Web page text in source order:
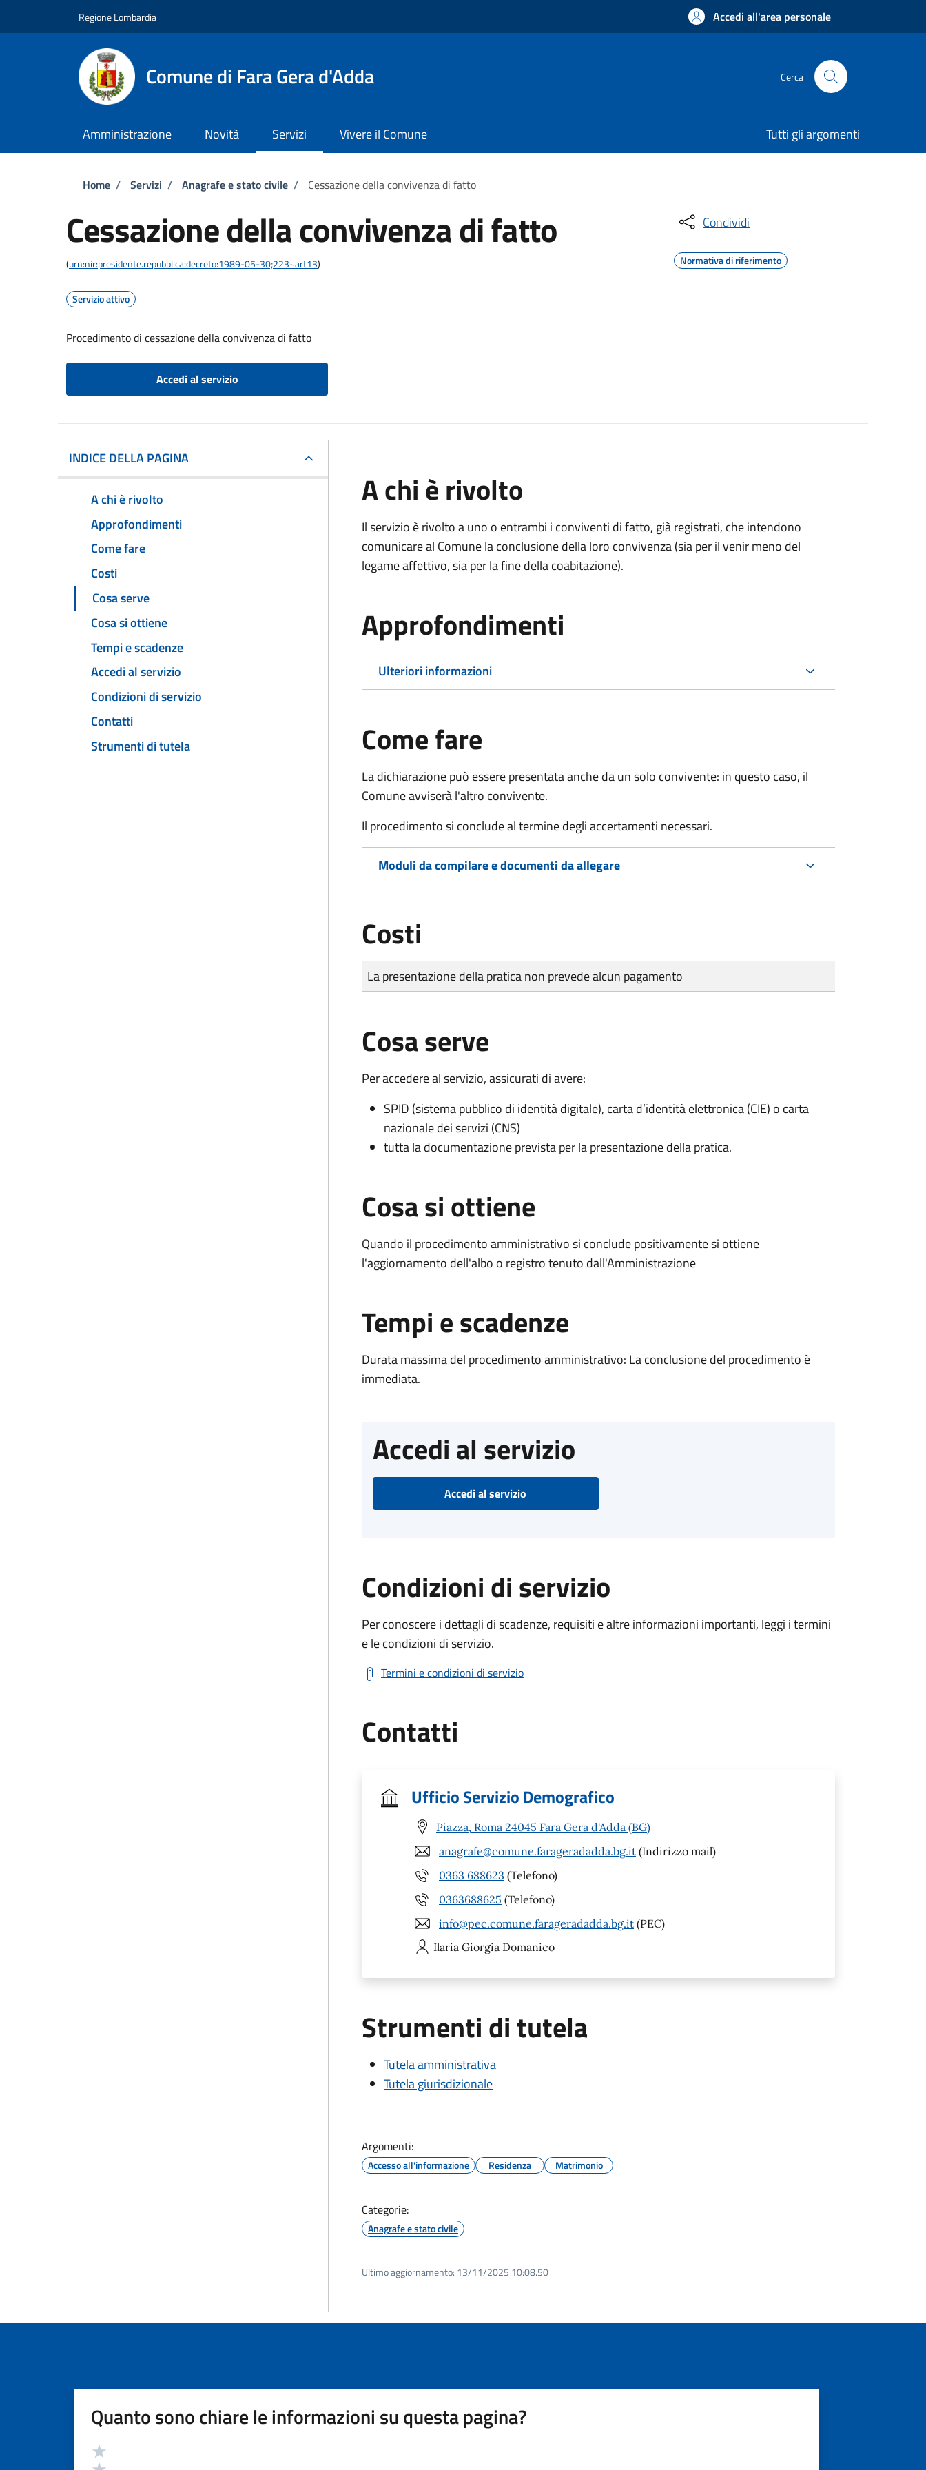
Regione Lombardia Accedi all'area personale
Comune di Fara Gera d'Adda Cerca
Amministrazione Novità Servizi Vivere il Comune Tutti gli argomenti
Briciole di pane
Home / Servizi / Anagrafe e stato civile / Cessazione della convivenza di fatto
Cessazione della convivenza di fatto
(urn:nir:presidente.repubblica:decreto:1989-05-30;223~art13)
Servizio attivo
Procedimento di cessazione della convivenza di fatto
Accedi al servizio
Condividi
Normativa di riferimento
INDICE DELLA PAGINA
A chi è rivolto
Approfondimenti
Come fare
Costi
Cosa serve
Cosa si ottiene
Tempi e scadenze
Accedi al servizio
Condizioni di servizio
Contatti
Strumenti di tutela
A chi è rivolto
Il servizio è rivolto a uno o entrambi i conviventi di fatto, già registrati, che intendono
comunicare al Comune la conclusione della loro convivenza (sia per il venir meno del
legame affettivo, sia per la fine della coabitazione).
Approfondimenti
Ulteriori informazioni
Come fare
La dichiarazione può essere presentata anche da un solo convivente: in questo caso, il
Comune avviserà l'altro convivente.
Il procedimento si conclude al termine degli accertamenti necessari.
Moduli da compilare e documenti da allegare
Costi
Tipo di pagamento
Importo
La presentazione della pratica non prevede alcun pagamento
Cosa serve
Per accedere al servizio, assicurati di avere:
SPID (sistema pubblico di identità digitale), carta d’identità elettronica (CIE) o carta
nazionale dei servizi (CNS)
tutta la documentazione prevista per la presentazione della pratica.
Cosa si ottiene
Quando il procedimento amministrativo si conclude positivamente si ottiene
l'aggiornamento dell'albo o registro tenuto dall'Amministrazione
Tempi e scadenze
Durata massima del procedimento amministrativo: La conclusione del procedimento è
immediata.
Accedi al servizio
Accedi al servizio
Condizioni di servizio
Per conoscere i dettagli di scadenze, requisiti e altre informazioni importanti, leggi i termini
e le condizioni di servizio.
Termini e condizioni di servizio
Contatti
Ufficio Servizio Demografico
Piazza, Roma 24045 Fara Gera d'Adda (BG)
anagrafe@comune.farageradadda.bg.it (Indirizzo mail)
0363 688623 (Telefono)
0363688625 (Telefono)
info@pec.comune.farageradadda.bg.it (PEC)
Ilaria Giorgia Domanico
Strumenti di tutela
Tutela amministrativa
Tutela giurisdizionale
Argomenti:
Accesso all'informazione Residenza Matrimonio
Categorie:
Anagrafe e stato civile
Ultimo aggiornamento: 13/11/2025 10:08.50
Quanto sono chiare le informazioni su questa pagina?
Valutazione